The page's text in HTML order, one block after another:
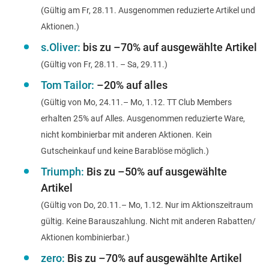
(Gültig am Fr, 28.11. Ausgenommen reduzierte Artikel und
Aktionen.)
s.Oliver: bis zu –70% auf ausgewählte Artikel
(Gültig von Fr, 28.11. – Sa, 29.11.)
Tom Tailor: –20% auf alles
(Gültig von Mo, 24.11.– Mo, 1.12. TT Club Members
erhalten 25% auf Alles. Ausgenommen reduzierte Ware,
nicht kombinierbar mit anderen Aktionen. Kein
Gutscheinkauf und keine Barablöse möglich.)
Triumph: Bis zu –50% auf ausgewählte
Artikel
(Gültig von Do, 20.11.– Mo, 1.12. Nur im Aktionszeitraum
gültig. Keine Barauszahlung. Nicht mit anderen Rabatten/
Aktionen kombinierbar.)
zero: Bis zu –70% auf ausgewählte Artikel